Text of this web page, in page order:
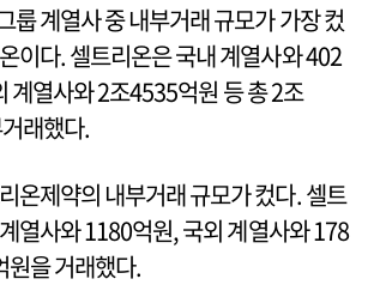
룹 계열사 중 내부거래 규모가 가장 컸
이다. 셀트리온은 국내 계열사와 402
계열사와 2조4535억원 등 총 2조
래했다.
온제약의 내부거래 규모가 컸다. 셀트
열사와 1180억원, 국외 계열사와 178
원을 거래했다.